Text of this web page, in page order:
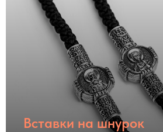
Вставки на шнурок